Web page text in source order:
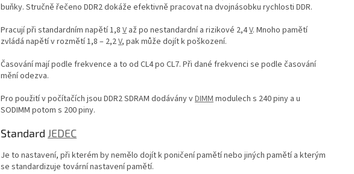
buňky. Stručně řečeno DDR2 dokáže efektivně pracovat na dvojnásobku rychlosti DDR.
Pracují při standardním napětí 1,8 V až po nestandardní a rizikové 2,4V. Mnoho pamětí
zvládá napětí v rozmětí 1,8 – 2,2V, pak může dojít k poškození.
Časování mají podle frekvence a to od CL4 po CL7. Při dané frekvenci se podle časování
mění odezva.
Pro použití v počítačích jsou DDR2 SDRAM dodávány vDIMMmodulech s 240 piny a u
SODIMM potom s 200 piny.
Standard JEDEC
Je to nastavení, při kterém by nemělo dojít k poničení pamětí nebo jiných pamětí a kterým
se standardizuje tovární nastavení pamětí.